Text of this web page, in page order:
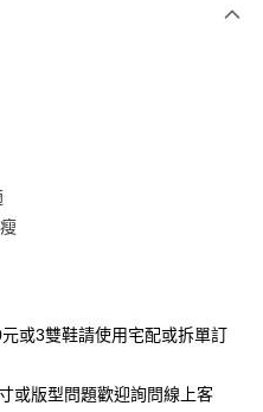
款」的支付方式。 讓您購物簡單
需儲值。
或3雙鞋請使用宅配或拆單訂
或版型問題歡迎詢問線上客